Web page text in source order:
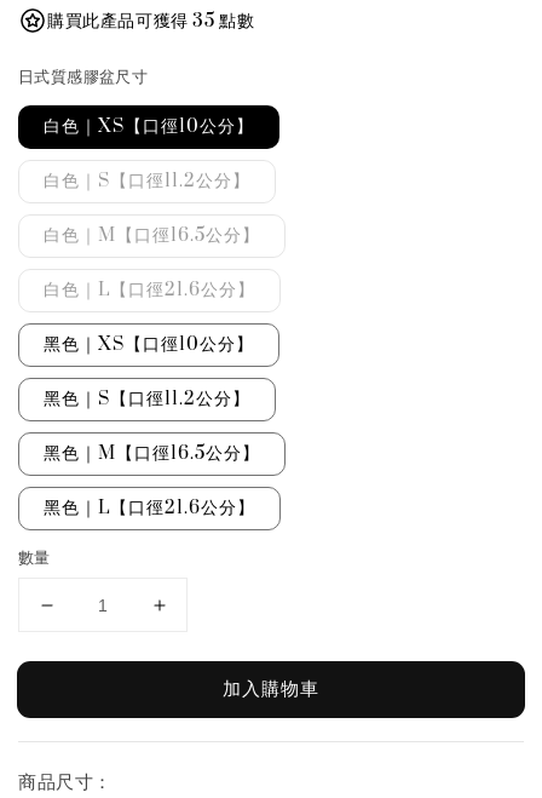
購買此產品可獲得 35 點數
日式質感膠盆尺寸
白色｜XS【口徑10公分】
白色｜S【口徑11.2公分】
白色｜M【口徑16.5公分】
白色｜L【口徑21.6公分】
黑色｜XS【口徑10公分】
黑色｜S【口徑11.2公分】
黑色｜M【口徑16.5公分】
黑色｜L【口徑21.6公分】
數量
加入購物車
商品尺寸：